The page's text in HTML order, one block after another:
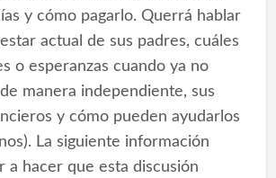
y cómo pagarlo. Querrá hablar
actual de sus padres, cuáles
o esperanzas cuando ya no
manera independiente, sus
y cómo pueden ayudarlos
La siguiente información
a hacer que esta discusión